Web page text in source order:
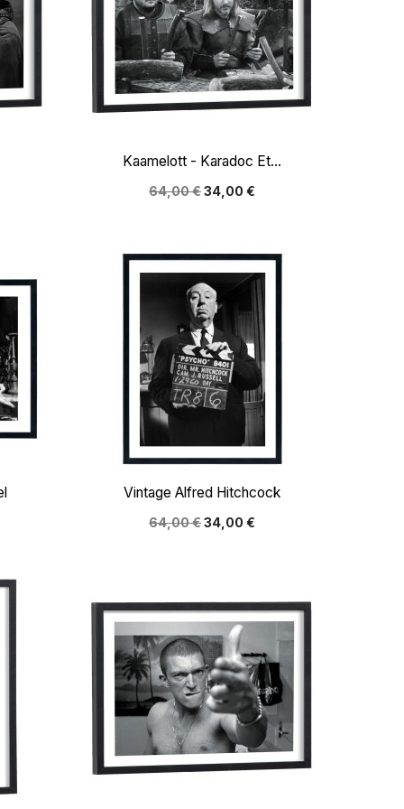
Aperçu rapide
Kaamelott - Karadoc Et...
64,00 €34,00 €
Aperçu rapide
Vintage Alfred Hitchcock
64,00 €34,00 €